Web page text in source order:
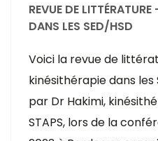
REVUE DE
DANS LES SED/HSD
Voici la revue de
kinésithérapie dans les
par Dr Hakimi,
STAPS, lors de la